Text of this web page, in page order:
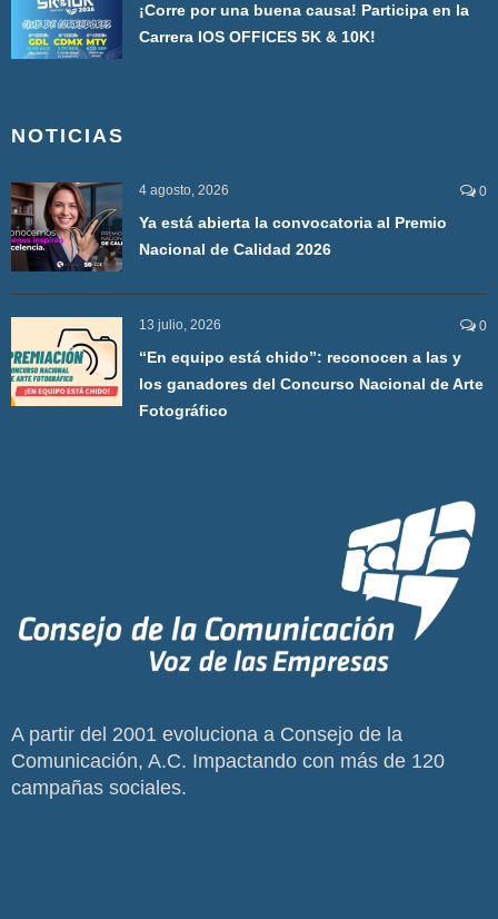
¡Corre por una buena causa! Participa en la
Carrera IOS OFFICES 5K & 10K!
NOTICIAS
4 agosto, 2026 0
Ya está abierta la convocatoria al Premio
Nacional de Calidad 2026
13 julio, 2026 0
“En equipo está chido”: reconocen a las y
los ganadores del Concurso Nacional de Arte
Fotográfico
A partir del 2001 evoluciona a Consejo de la
Comunicación, A.C. Impactando con más de 120
campañas sociales.